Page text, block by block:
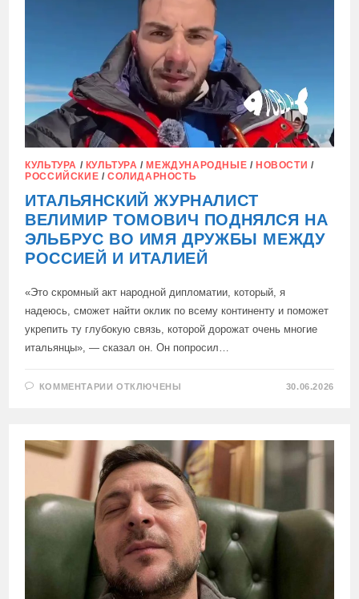
КУЛЬТУРА / КУЛЬТУРА /МЕЖДУНАРОДНЫЕ /НОВОСТИ /
РОССИЙСКИЕ /СОЛИДАРНОСТЬ
ИТАЛЬЯНСКИЙ ЖУРНАЛИСТ
ВЕЛИМИР ТОМОВИЧ ПОДНЯЛСЯ НА
ЭЛЬБРУС ВО ИМЯ ДРУЖБЫ МЕЖДУ
РОССИЕЙ И ИТАЛИЕЙ
«Это скромный акт народной дипломатии, который, я
надеюсь, сможет найти оклик по всему континенту и поможет
укрепить ту глубокую связь, которой дорожат очень многие
итальянцы», — сказал он. Он попросил…
КОММЕНТАРИИ К
ТОМОВИЧ
ПОДНЯЛСЯ
НА
ЭЛЬБРУС
ВО
ИМЯ
ДРУЖБЫ
МЕЖДУ
РОССИЕЙ
ИТАЛИЕЙ
ОТКЛЮЧЕНЫ 30.06.2026